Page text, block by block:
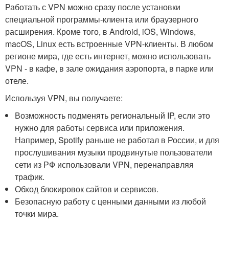
Работать с VPN можно сразу после установки
специальной программы-клиента или браузерного
расширения. Кроме того, в Android, iOS, Windows,
macOS, Linux есть встроенные VPN-клиенты. В любом
регионе мира, где есть интернет, можно использовать
VPN - в кафе, в зале ожидания аэропорта, в парке или
отеле.
Используя VPN, вы получаете:
Возможность подменять региональный IP, если это
нужно для работы сервиса или приложения.
Например, Spotify раньше не работал в России, и для
прослушивания музыки продвинутые пользователи
сети из РФ использовали VPN, перенаправляя
трафик.
Обход блокировок сайтов и сервисов.
Безопасную работу с ценными данными из любой
точки мира.